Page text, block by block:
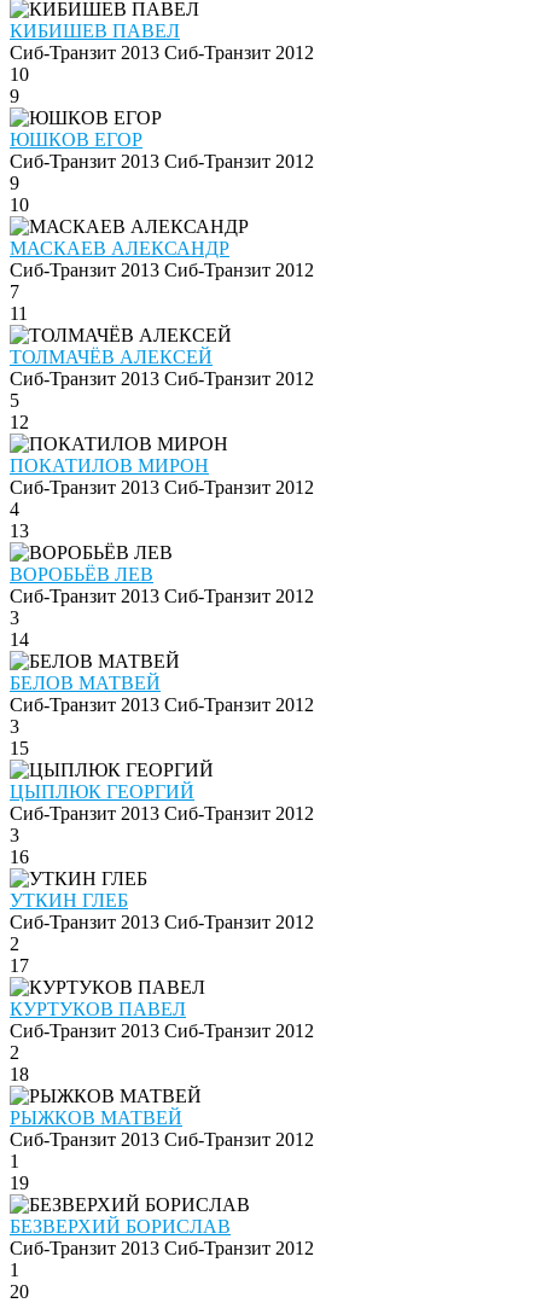
КИБИШЕВ ПАВЕЛ
Сиб-Транзит 2013 Сиб-Транзит 2012
10
9
ЮШКОВ ЕГОР
Сиб-Транзит 2013 Сиб-Транзит 2012
9
10
МАСКАЕВ АЛЕКСАНДР
Сиб-Транзит 2013 Сиб-Транзит 2012
7
11
ТОЛМАЧЁВ АЛЕКСЕЙ
Сиб-Транзит 2013 Сиб-Транзит 2012
5
12
ПОКАТИЛОВ МИРОН
Сиб-Транзит 2013 Сиб-Транзит 2012
4
13
ВОРОБЬЁВ ЛЕВ
Сиб-Транзит 2013 Сиб-Транзит 2012
3
14
БЕЛОВ МАТВЕЙ
Сиб-Транзит 2013 Сиб-Транзит 2012
3
15
ЦЫПЛЮК ГЕОРГИЙ
Сиб-Транзит 2013 Сиб-Транзит 2012
3
16
УТКИН ГЛЕБ
Сиб-Транзит 2013 Сиб-Транзит 2012
2
17
КУРТУКОВ ПАВЕЛ
Сиб-Транзит 2013 Сиб-Транзит 2012
2
18
РЫЖКОВ МАТВЕЙ
Сиб-Транзит 2013 Сиб-Транзит 2012
1
19
БЕЗВЕРХИЙ БОРИСЛАВ
Сиб-Транзит 2013 Сиб-Транзит 2012
1
20